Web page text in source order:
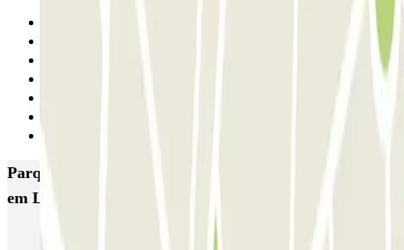
Parques de estacionamento com melhor classificação
em Lisboa
SABA Estádio Universitário de Lisboa